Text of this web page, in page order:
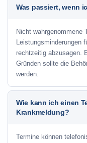
Was passiert, wenn
Nicht wahrgenommene
Leistungsminderungen
rechtzeitig abzusagen.
Gründen sollte die
werden.
Wie kann ich einen
Krankmeldung?
Termine können